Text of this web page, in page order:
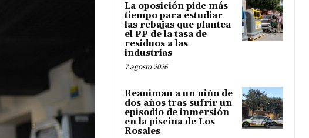
La oposición pide más
tiempo para estudiar
las rebajas que plantea
el PP de la tasa de
residuos a las
industrias
7 agosto 2026
Reaniman a un niño de
dos años tras sufrir un
episodio de inmersión
en la piscina de Los
Rosales